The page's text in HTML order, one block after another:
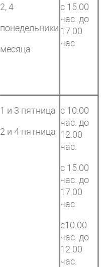
2, 4
понедельники
месяца
с 15.00
час. до
17.00
час.
1 и 3 пятница
2 и 4 пятница
с 10.00
час. до
12.00
час.
с 15.00
час. до
17.00
час.
с10.00
час. до
12.00
час.